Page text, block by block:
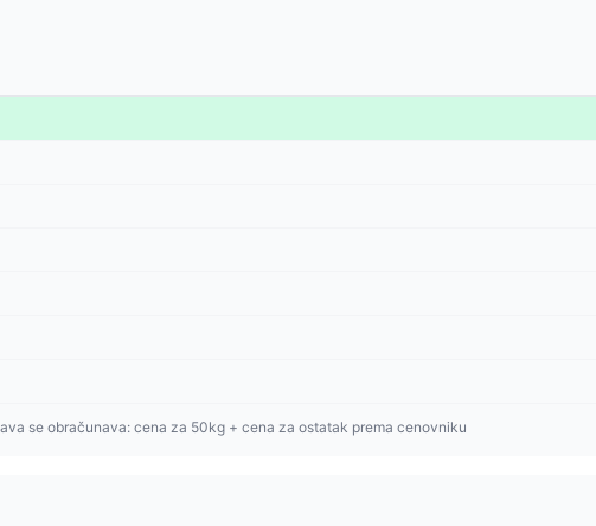
se obračunava: cena za 50kg + cena za ostatak prema cenovniku